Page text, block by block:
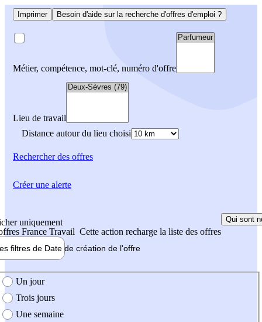
Imprimer Besoin d'aide sur la recherche d'offres d'emploi ?
Métier, compétence, mot-clé, numéro d'offre
Lieu de travail
Distance autour du lieu choisi
Rechercherdes offres
uniquement
France Travail Cette action recharge la liste des offres
Qui sont
filtres de Date de création de l'offre
création de l'offre
Un jour
Trois jours
Une semaine
Créer une alerte